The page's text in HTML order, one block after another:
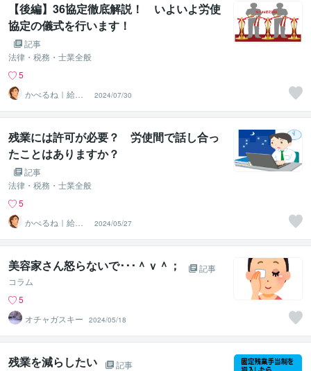
【後編】36協定徹底解説！ いよいよ労使
協定の儀式を行います！
記事
法律・税務・士業全般
5
かべるね｜給与
計算代行（相談
可・安心）
2024/07/30
残業には許可が必要？ 労使間で話し合っ
たことはありますか？
記事
法律・税務・士業全般
5
かべるね｜給与
計算代行（相談
可・安心）
2024/05/27
美容家さん怒らないで･･･＾ｖ＾；
記事
コラム
5
オチャガスキー
2024/05/18
残業を減らしたい
記事